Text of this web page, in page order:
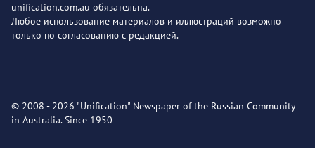
unification.com.au обязательна.
Любое использование материалов и иллюстраций возможно
только по согласованию с редакцией.
© 2008 - 2026 "Unification" Newspaper of the Russian Community
in Australia. Since 1950